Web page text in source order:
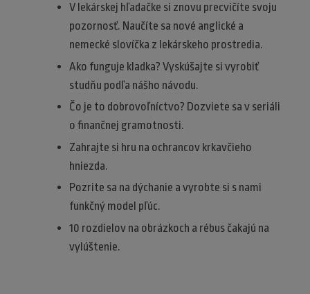
V lekárskej hľadačke si znovu precvičíte svoju
pozornosť. Naučíte sa nové anglické a
nemecké slovíčka z lekárskeho prostredia.
Ako funguje kladka? Vyskúšajte si vyrobiť
studňu podľa nášho návodu.
Čo je to dobrovoľníctvo? Dozviete sa v seriáli
o finančnej gramotnosti.
Zahrajte si hru na ochrancov krkavčieho
hniezda.
Pozrite sa na dýchanie a vyrobte si s nami
funkčný model pľúc.
10 rozdielov na obrázkoch a rébus čakajú na
vylúštenie.